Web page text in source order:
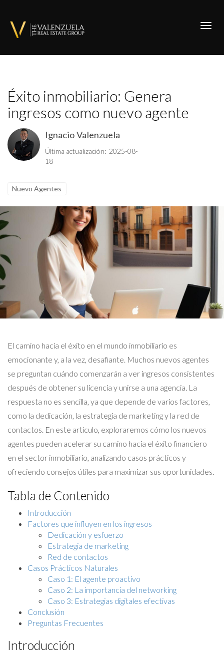
Éxito inmobiliario: Genera
ingresos como nuevo agente
Ignacio Valenzuela
Última actualización: 2025-08-
18
Nuevo Agentes
El camino hacia el éxito en el mundo inmobiliario es
emocionante y, a la vez, desafiante. Muchos nuevos agentes
se preguntan cuándo comenzarán a ver ingresos consistentes
después de obtener su licencia y unirse a una agencia. La
respuesta no es sencilla, ya que depende de varios factores,
como la dedicación, la estrategia de marketing y la red de
contactos. En este artículo, exploraremos cómo los nuevos
agentes pueden acelerar su camino hacia el éxito financiero
en el sector inmobiliario, analizando casos prácticos y
ofreciendo consejos útiles para maximizar sus oportunidades.
Tabla de Contenido
Introducción
Factores que influyen en los ingresos
Dedicación y esfuerzo
Estrategia de marketing
Red de contactos
Casos Prácticos Naturales
Caso 1: El agente proactivo
Caso 2: La importancia del networking
Caso 3: Estrategias digitales efectivas
Conclusión
Preguntas Frecuentes
Introducción